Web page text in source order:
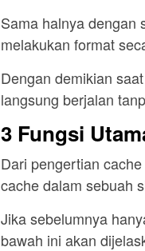
Sama halnya dengan
melakukan format
Dengan demikian
langsung berjalan
3 Fungsi
Dari pengertian
cache dalam sebuah
Jika sebelumnya
bawah ini akan